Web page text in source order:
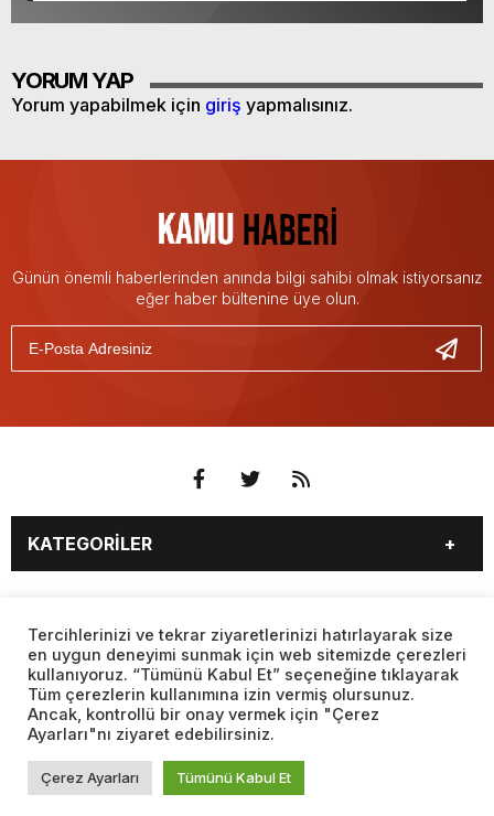
YORUM YAP
Yorum yapabilmek için giriş yapmalısınız.
Günün önemli haberlerinden anında bilgi sahibi olmak istiyorsanız
eğer haber bültenine üye olun.
KATEGORİLER
EĞİTİM
SAĞLIK
YAŞAM
SPOR
MAGAZİN
KÜLTÜR SANAT
TEKNOLOJİ
DÜNYA
BİYOGRAFİLER
VIDEO GALERİ
SAYFALAR
BURÇLAR
CANLI BORSA
CANLI SONUÇLAR
CANLI TV
FİKSTÜR
FİRMA EKLE
FİRMA REHBERİ
GAZETE OKU
Web sitemizde yer alan haber içerikleri izin alınmadan,
kaynak gösterilerek dahi iktibas edilemez. Kanuna aykırı ve
izinsiz olarak kopyalanamaz, başka yerde yayınlanamaz.
Tercihlerinizi ve tekrar ziyaretlerinizi hatırlayarak size
en uygun deneyimi sunmak için web sitemizde çerezleri
kullanıyoruz. “Tümünü Kabul Et” seçeneğine tıklayarak
Tüm çerezlerin kullanımına izin vermiş olursunuz.
Ancak, kontrollü bir onay vermek için "Çerez
Ayarları"nı ziyaret edebilirsiniz.
Çerez Ayarları Tümünü Kabul Et